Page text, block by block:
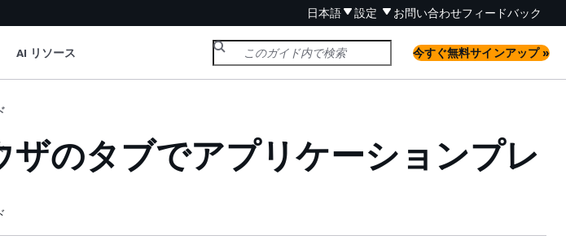
日本語 設定 お問い合わせフィードバック
AI リソース 今すぐ無料サインアップ »
ザのタブでアプリケーションプレ